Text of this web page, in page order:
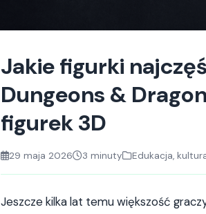
Jakie figurki
Dungeons &
figurek 3D
29 maja 2026 3 minuty Edukacja,
Jeszcze kilka lat temu większość